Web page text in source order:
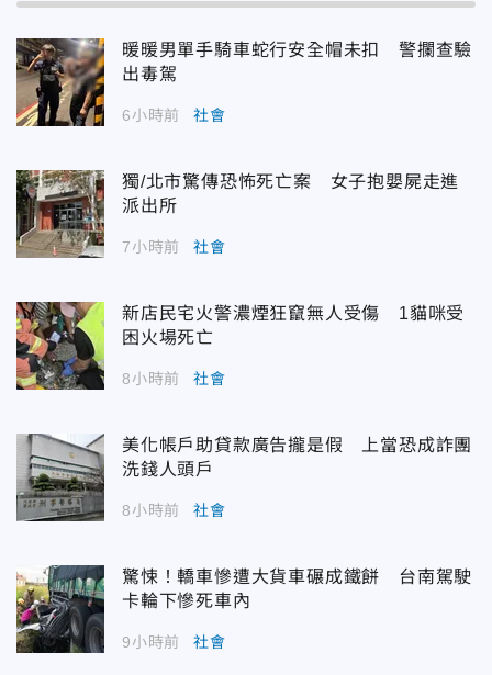
暖暖男單手騎車蛇行安全帽未扣 警攔查驗
出毒駕
6小時前 社會
獨/北市驚傳恐怖死亡案 女子抱嬰屍走進
派出所
7小時前 社會
新店民宅火警濃煙狂竄無人受傷 1貓咪受
困火場死亡
8小時前 社會
美化帳戶助貸款廣告攏是假 上當恐成詐團
洗錢人頭戶
8小時前 社會
驚悚！轎車慘遭大貨車碾成鐵餅 台南駕駛
卡輪下慘死車內
9小時前 社會